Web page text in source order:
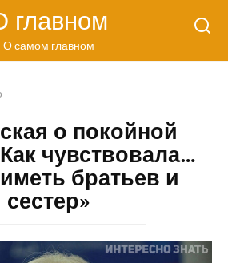
главном
О самом главном
о покойной
чувствовала…
братьев и
сестер»